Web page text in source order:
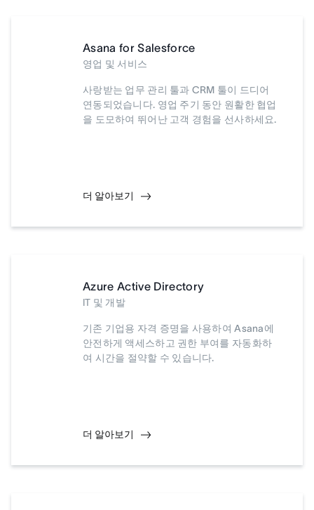
Asana for Salesforce
영업 및 서비스
사랑받는 업무 관리 툴과 CRM 툴이 드디어
연동되었습니다. 영업 주기 동안 원활한 협업
을 도모하여 뛰어난 고객 경험을 선사하세요.
더 알아보기
Azure Active Directory
IT 및 개발
기존 기업용 자격 증명을 사용하여 Asana에
안전하게 액세스하고 권한 부여를 자동화하
여 시간을 절약할 수 있습니다.
더 알아보기